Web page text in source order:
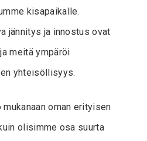
kisapaikalle.
jännitys ja innostus ovat
meitä ympäröi
yhteisöllisyys.
oman erityisen
olisimme osa suurta